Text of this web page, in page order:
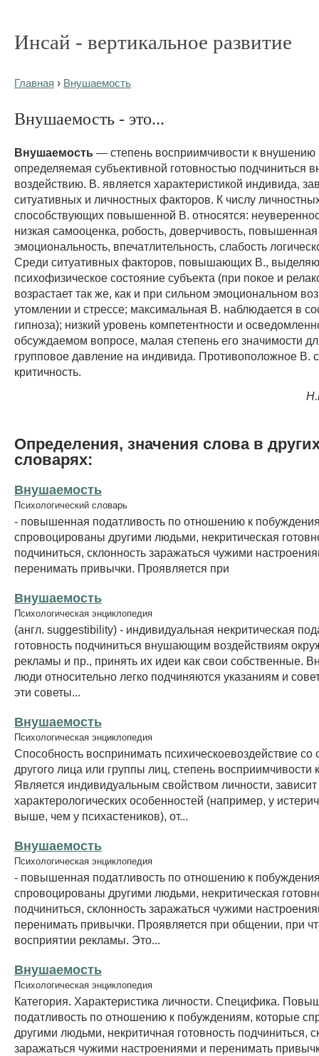
Инсай - вертикальное развитие
Главная › Внушаемость
Внушаемость - это...
Внушаемость — степень восприимчивости к внушению
определяемая субъективной готовностью подчиниться
воздействию. В. является характеристикой индивида,
ситуативных и личностных факторов. К числу
способствующих повышенной В. относятся:
низкая самооценка, робость, доверчивость, повышенная
эмоциональность, впечатлительность, слабость
Среди ситуативных факторов, повышающих В.,
психофизическое состояние субъекта (при покое и
возрастает так же, как и при сильном эмоциональном
утомлении и стрессе; максимальная В. наблюдается в
гипноза); низкий уровень компетентности и
обсуждаемом вопросе, малая степень его значимости
групповое давление на индивида. Противоположное В.
критичность.
Определения, значения слова в
словарях:
Внушаемость
Психологический словарь
- повышенная податливость по отношению к
спровоцированы другими людьми, некритическая
подчиниться, склонность заражаться чужими
перенимать привычки. Проявляется при
Внушаемость
Психологическая энциклопедия
(англ. suggestibility) - индивидуальная некритическая
готовность подчиниться внушающим воздействиям
рекламы и пр., принять их идеи как свои собственные.
люди относительно легко подчиняются указаниям и
эти советы...
Внушаемость
Психологическая энциклопедия
Способность воспринимать психическоевоздействие со
другого лица или группы лиц, степень
Является индивидуальным свойством личности,
характерологических особенностей (например, у
выше, чем у психастеников), от...
Внушаемость
Психологическая энциклопедия
- повышенная податливость по отношению к
спровоцированы другими людьми, некритическая
подчиниться, склонность заражаться чужими
перенимать привычки. Проявляется при общении, при
восприятии рекламы. Это...
Внушаемость
Психологическая энциклопедия
Категория. Характеристика личности. Специфика.
податливость по отношению к побуждениям, которые
другими людьми, некритичная готовность подчиниться,
заражаться чужими настроениями и перенимать